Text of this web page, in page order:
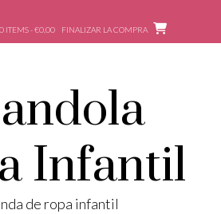
0 ITEMS - €0,00 FINALIZAR LA COMPRA
Infantil
de ropa infantil